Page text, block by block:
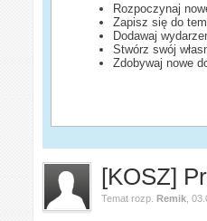
Rozpoczynaj
Zapisz się do
Dodawaj
Stwórz swój
Zdobywaj nowe
[KOSZ]
Temat rozp.Remik ,